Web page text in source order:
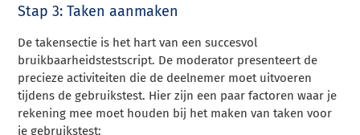
Stap 3: Taken aanmaken
De takensectie is het hart van een succesvol
bruikbaarheidstestscript. De moderator presenteert de
precieze activiteiten die de deelnemer moet uitvoeren
tijdens de gebruikstest. Hier zijn een paar factoren waar je
rekening mee moet houden bij het maken van taken voor
je gebruikstest: